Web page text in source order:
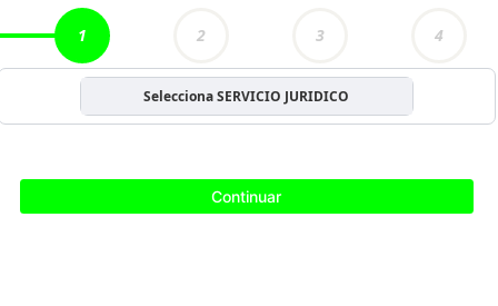
1 2 3 4
Selecciona SERVICIO JURIDICO
Continuar